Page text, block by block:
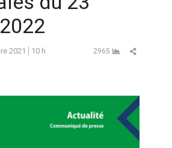
2021
10 h
2965 Partager